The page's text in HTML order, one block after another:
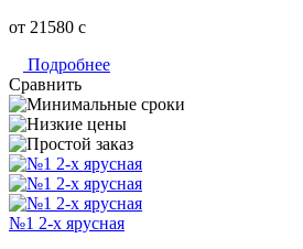
от 21580 c
Подробнее
Сравнить
№1 2-х ярусная